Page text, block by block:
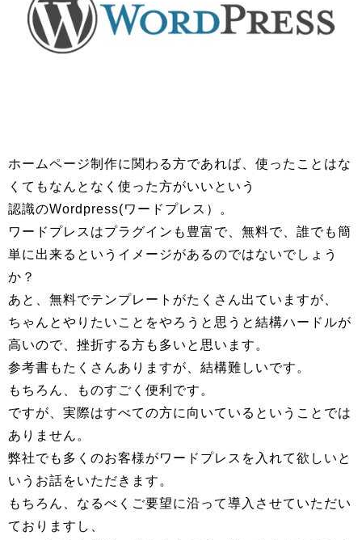
ホームページ制作に関わる方であれば、使ったことはな
くてもなんとなく使った方がいいという
認識のWordpress(ワードプレス）。
ワードプレスはプラグインも豊富で、無料で、誰でも簡
単に出来るというイメージがあるのではないでしょう
か？
あと、無料でテンプレートがたくさん出ていますが、
ちゃんとやりたいことをやろうと思うと結構ハードルが
高いので、挫折する方も多いと思います。
参考書もたくさんありますが、結構難しいです。
もちろん、ものすごく便利です。
ですが、実際はすべての方に向いているということでは
ありません。
弊社でも多くのお客様がワードプレスを入れて欲しいと
いうお話をいただきます。
もちろん、なるべくご要望に沿って導入させていただい
ておりますし、